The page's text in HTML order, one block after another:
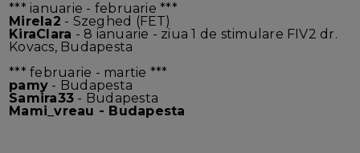
*** ianuarie - februarie ***
Mirela2 - Szeghed (FET)
KiraClara - 8 ianuarie - ziua 1 de stimulare FIV2 dr.
Kovacs, Budapesta
*** februarie - martie ***
pamy - Budapesta
Samira33 - Budapesta
Mami_vreau - Budapesta